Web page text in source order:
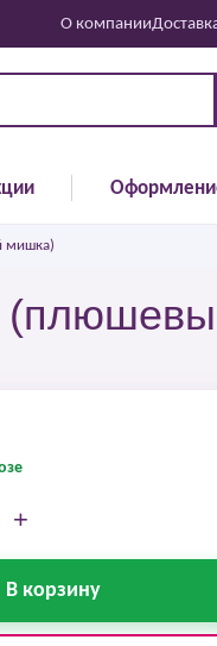
О компании
мишка)
+
В корзину